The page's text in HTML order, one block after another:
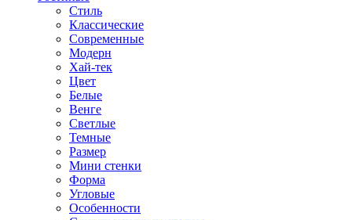
Стиль
Классические
Современные
Модерн
Хай-тек
Цвет
Белые
Венге
Светлые
Темные
Размер
Мини стенки
Форма
Угловые
Особенности